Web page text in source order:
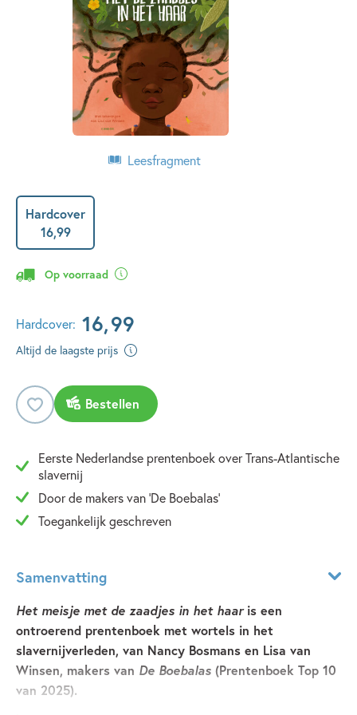
Leesfragment
Hardcover
16,99
Op voorraad
Hardcover: 16,99
Altijd de laagste prijs
Bestellen
Eerste Nederlandse prentenboek over Trans-Atlantische
slavernij
Door de makers van 'De Boebalas'
Toegankelijk geschreven
Samenvatting
Het meisje met de zaadjes in het haaris een
ontroerend prentenboek met wortels in het
slavernijverleden, van Nancy Bosmans en Lisa van
Winsen, makers van De Boebalas (Prentenboek Top 10
van 2025).